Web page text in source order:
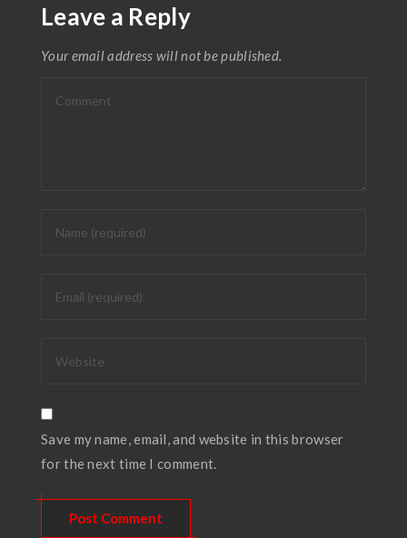
Leave a Reply
Your email address will not be published.
Save my name, email, and website in this browser
for the next time I comment.